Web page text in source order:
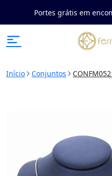
Portes grátis em
Início Conjuntos